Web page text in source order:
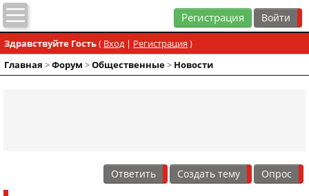
Регистрация
Здравствуйте Гость( Вход| Регистрация )
Главная >Форум >Общественные> Новости
Ответить Создать тему Опрос